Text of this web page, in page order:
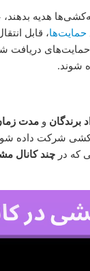
هدیه
حمایت‌ها، قابل
دریافت
شوند.
برندگان و مدت
شرکت داده
که در چند کانال